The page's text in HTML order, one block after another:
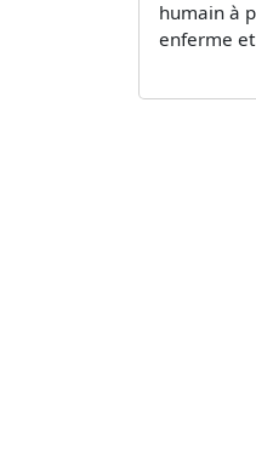
humain à
enferme
- la